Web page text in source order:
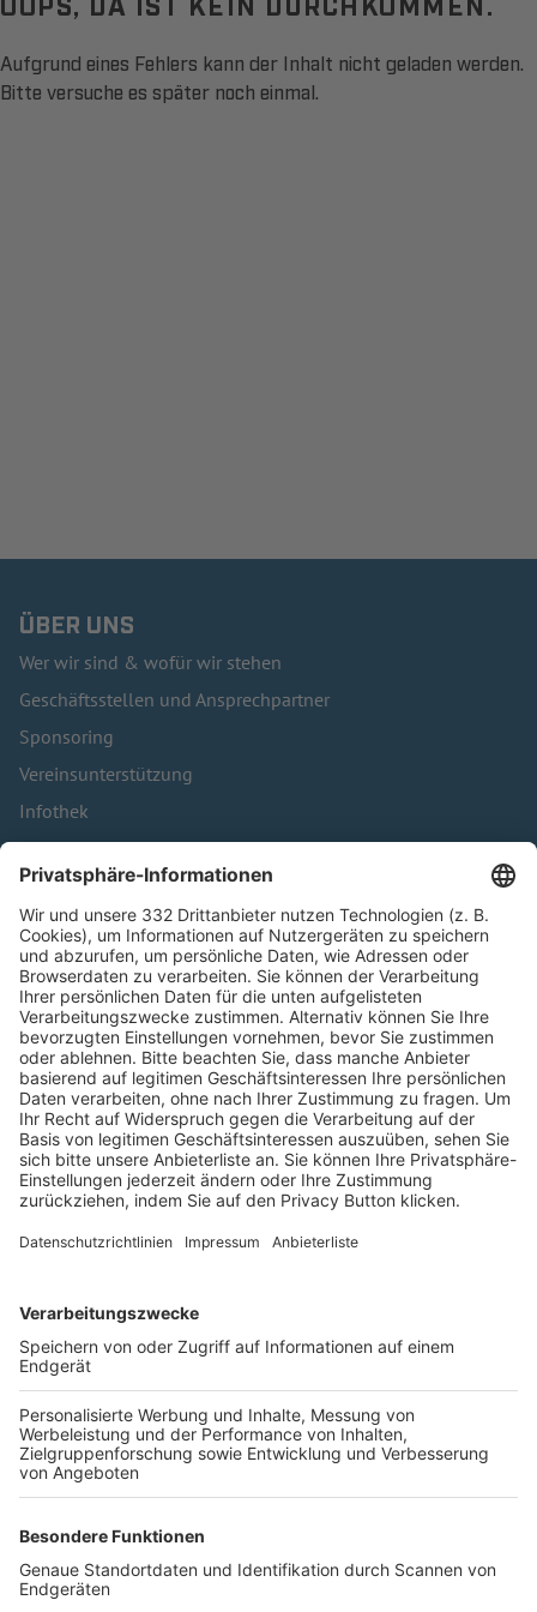
Aufgrund eines Fehlers kann der Inhalt nicht geladen werden.
Bitte versuche es später noch einmal.
ÜBER UNS
Wer wir sind & wofür wir stehen
Geschäftsstellen und Ansprechpartner
Sponsoring
Vereinsunterstützung
Infothek
Kontakt
HÄUFIG BESUCHTE SEITEN
Pässe und Vereinswechsel
Trainerausbildung
Schulungsangebot Vereinsmitarbeiter
BFV-Geschäftsstellen
Trainerbörse
Login SpielPlus
FOLGE DEM BFV
TOP-VEREINE
TOP-PARTNER